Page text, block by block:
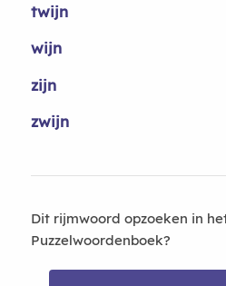
twijn
wijn
zijn
zwijn
Dit rijmwoord opzoeken in
Puzzelwoordenboek?